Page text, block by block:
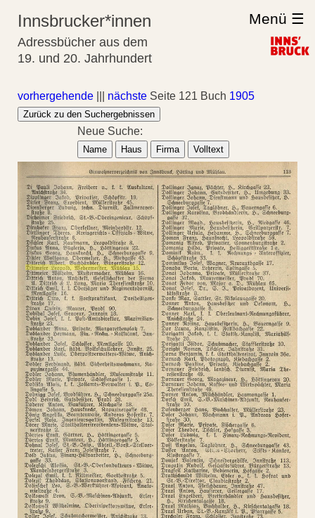
Innsbrucker*innen
Adressbücher aus dem
19. und 20. Jahrhundert
Menü ☰
vorhergehende nächste Seite 121 Buch 1905
Zurück zu den Suchergebnissen
Neue Suche:
Name Haus Firma Volltext